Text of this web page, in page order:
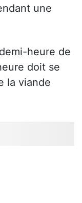
une
heure de
doit se
la viande